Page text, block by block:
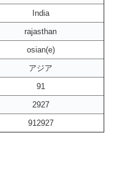
India
rajasthan
osian(e)
アジア
91
2927
912927